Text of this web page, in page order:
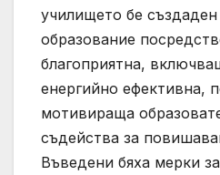
училището бе
образование
благоприятна,
енергийно ефективна,
мотивираща
съдейства за
Въведени бяха мерки